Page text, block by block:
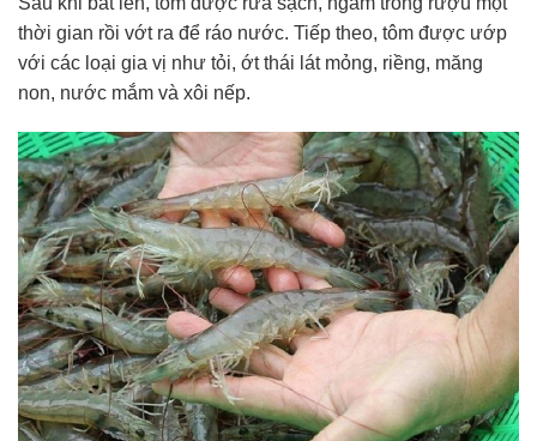
thời gian rồi vớt ra để ráo nước. Tiếp theo, tôm được ướp
với các loại gia vị như tỏi, ớt thái lát mỏng, riềng, măng
non, nước mắm và xôi nếp.